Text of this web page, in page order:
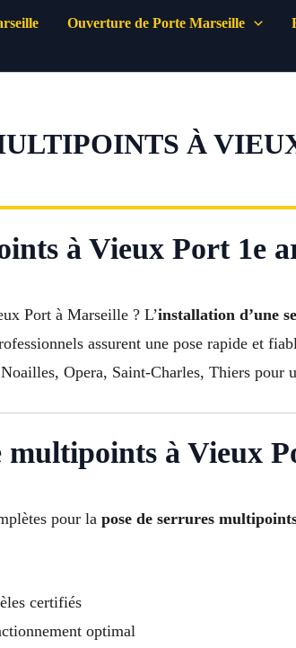
Ouverture de Porte Marseille
À
à Vieux Port 1e
Port à Marseille ? L’installation d’une
assurent une pose rapide et
Opera, Saint-Charles, Thiers pour
multipoints à Vieux
pour la pose de serrures
certifiés
optimal